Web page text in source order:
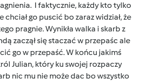
I faktycznie, każdy kto tylko
chciał go puscić bo zaraz widział, że
pragnie. Wynikła walka i skarb z
zaczął się staczać w przepaśc ale
go w przepaść. W końcu jakimś
Julian, który ku swojej rozpaczy
nic mu nie może dac bo wszystko